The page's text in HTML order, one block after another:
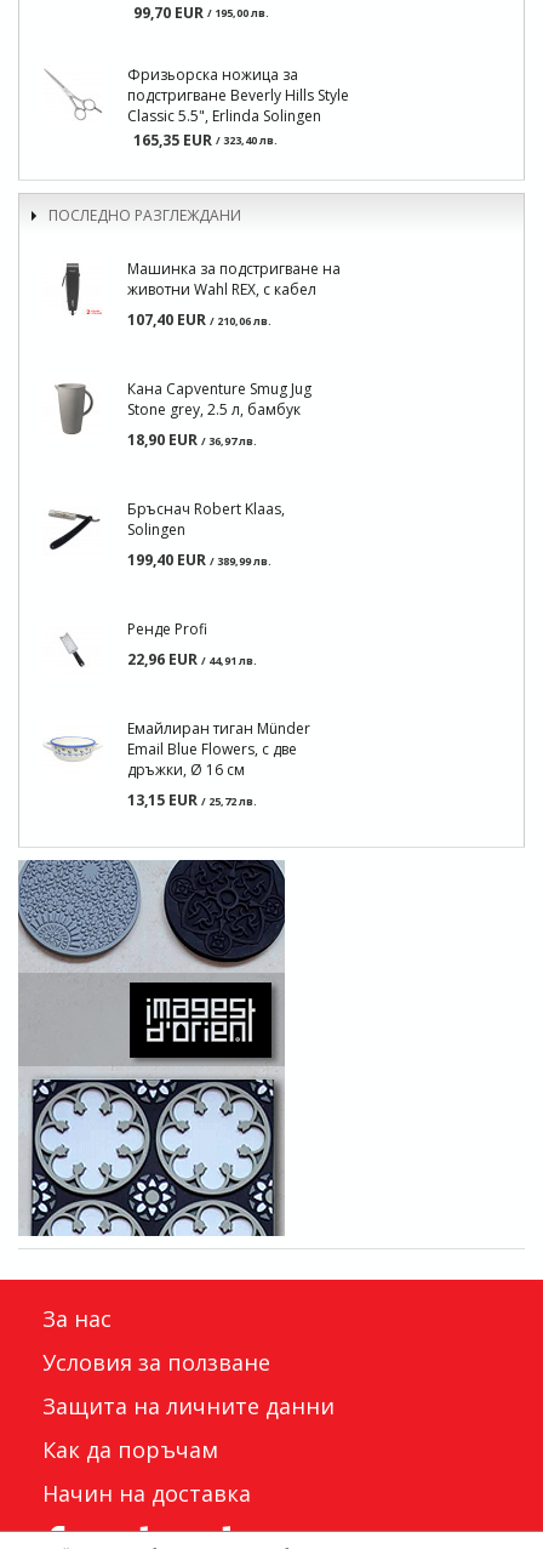
99,70 EUR / 195,00 лв.
Фризьорска ножица за
подстригване Beverly Hills Style
Classic 5.5", Erlinda Solingen
165,35 EUR / 323,40 лв.
ПОСЛЕДНО РАЗГЛЕЖДАНИ
Машинка за подстригване на
животни Wahl REX, с кабел
107,40 EUR / 210,06 лв.
Кана Capventure Smug Jug
Stone grey, 2.5 л, бамбук
18,90 EUR / 36,97 лв.
Бръснач Robert Klaas,
Solingen
199,40 EUR / 389,99 лв.
Ренде Profi
22,96 EUR / 44,91 лв.
Емайлиран тиган Münder
Email Blue Flowers, с две
дръжки, Ø 16 см
13,15 EUR / 25,72 лв.
За нас
Условия за ползване
Защита на личните данни
Как да поръчам
Начин на доставка